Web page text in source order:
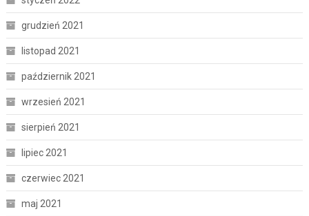
grudzień 2021
listopad 2021
październik 2021
wrzesień 2021
sierpień 2021
lipiec 2021
czerwiec 2021
maj 2021